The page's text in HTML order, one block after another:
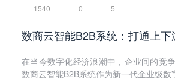
1540
0 5
数商云智能B2B系统：打通上
在当今数字化经济浪潮中，企业间的竞
数商云智能B2B系统作为新一代企业级